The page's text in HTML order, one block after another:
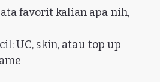
favorit kalian apa nih,
UC, skin, atau top up